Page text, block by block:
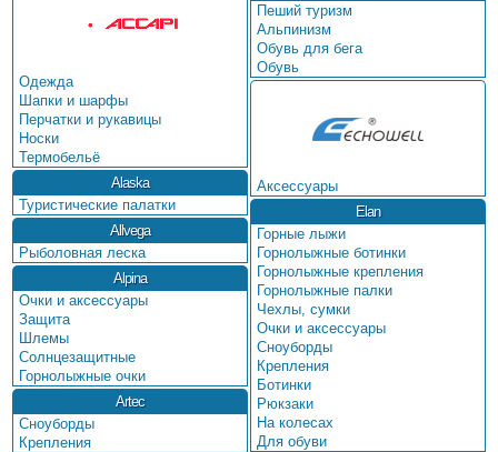
Одежда
Шапки и шарфы
Перчатки и рукавицы
Носки
Термобельё
Alaska
Туристические палатки
Allvega
Рыболовная леска
Alpina
Очки и аксессуары
Защита
Шлемы
Солнцезащитные
Горнолыжные очки
Artec
Сноуборды
Крепления
Пеший туризм
Альпинизм
Обувь для бега
Обувь
Аксессуары
Elan
Горные лыжи
Горнолыжные ботинки
Горнолыжные крепления
Горнолыжные палки
Чехлы, сумки
Очки и аксессуары
Сноуборды
Крепления
Ботинки
Рюкзаки
На колесах
Для обуви